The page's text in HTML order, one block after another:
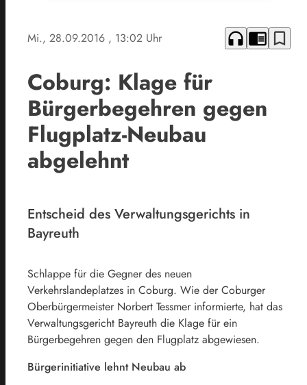
Mi., 28.09.2016 , 13:02 Uhr headphones chrome_reader_mode bookmark_border
Coburg: Klage für
Bürgerbegehren gegen
Flugplatz-Neubau
abgelehnt
Entscheid des Verwaltungsgerichts in
Bayreuth
Schlappe für die Gegner des neuen
Verkehrslandeplatzes in Coburg. Wie der Coburger
Oberbürgermeister Norbert Tessmer informierte, hat das
Verwaltungsgericht Bayreuth die Klage für ein
Bürgerbegehren gegen den Flugplatz abgewiesen.
Bürgerinitiative lehnt Neubau ab